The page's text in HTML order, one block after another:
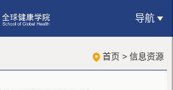
导航
首页 > 信息资源